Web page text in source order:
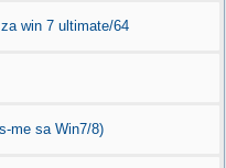
win 7 ultimate/64
me sa Win7/8)